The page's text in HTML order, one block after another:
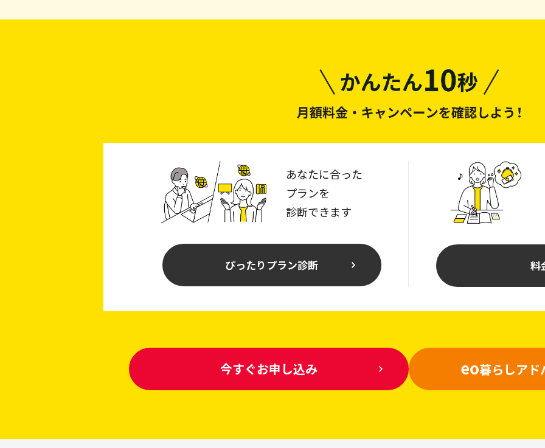
あなたに合った
プランを
診断できます
ぴったり プラン診断 料
今すぐお申し込み eo暮らしアド